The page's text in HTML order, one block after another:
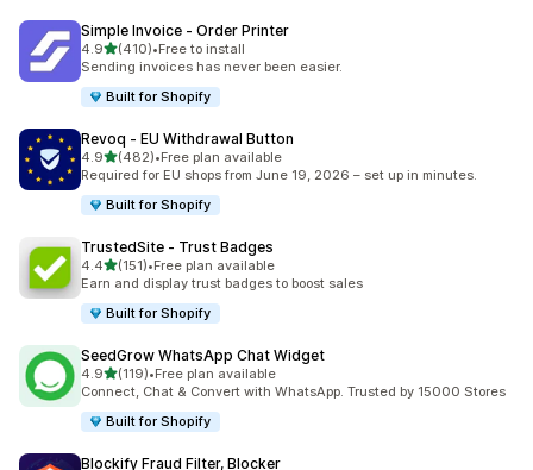
Simple Invoice ‑ Order Printer
4.9滿分 5 顆星
(410)
共有 410 則評價
•Free to install
Sending invoices has never been easier.
Built for Shopify
Revoq ‑ EU Withdrawal Button
4.9滿分 5 顆星
(482)
共有 482 則評價
•Free plan available
Required for EU shops from June 19, 2026 – set up in minutes.
Built for Shopify
TrustedSite ‑ Trust Badges
4.4滿分 5 顆星
(151)
共有 151 則評價
•Free plan available
Earn and display trust badges to boost sales
Built for Shopify
SeedGrow WhatsApp Chat Widget
4.9滿分 5 顆星
(119)
共有 119 則評價
•Free plan available
Connect, Chat & Convert with WhatsApp. Trusted by 15000 Stores
Built for Shopify
Blockify Fraud Filter, Blocker